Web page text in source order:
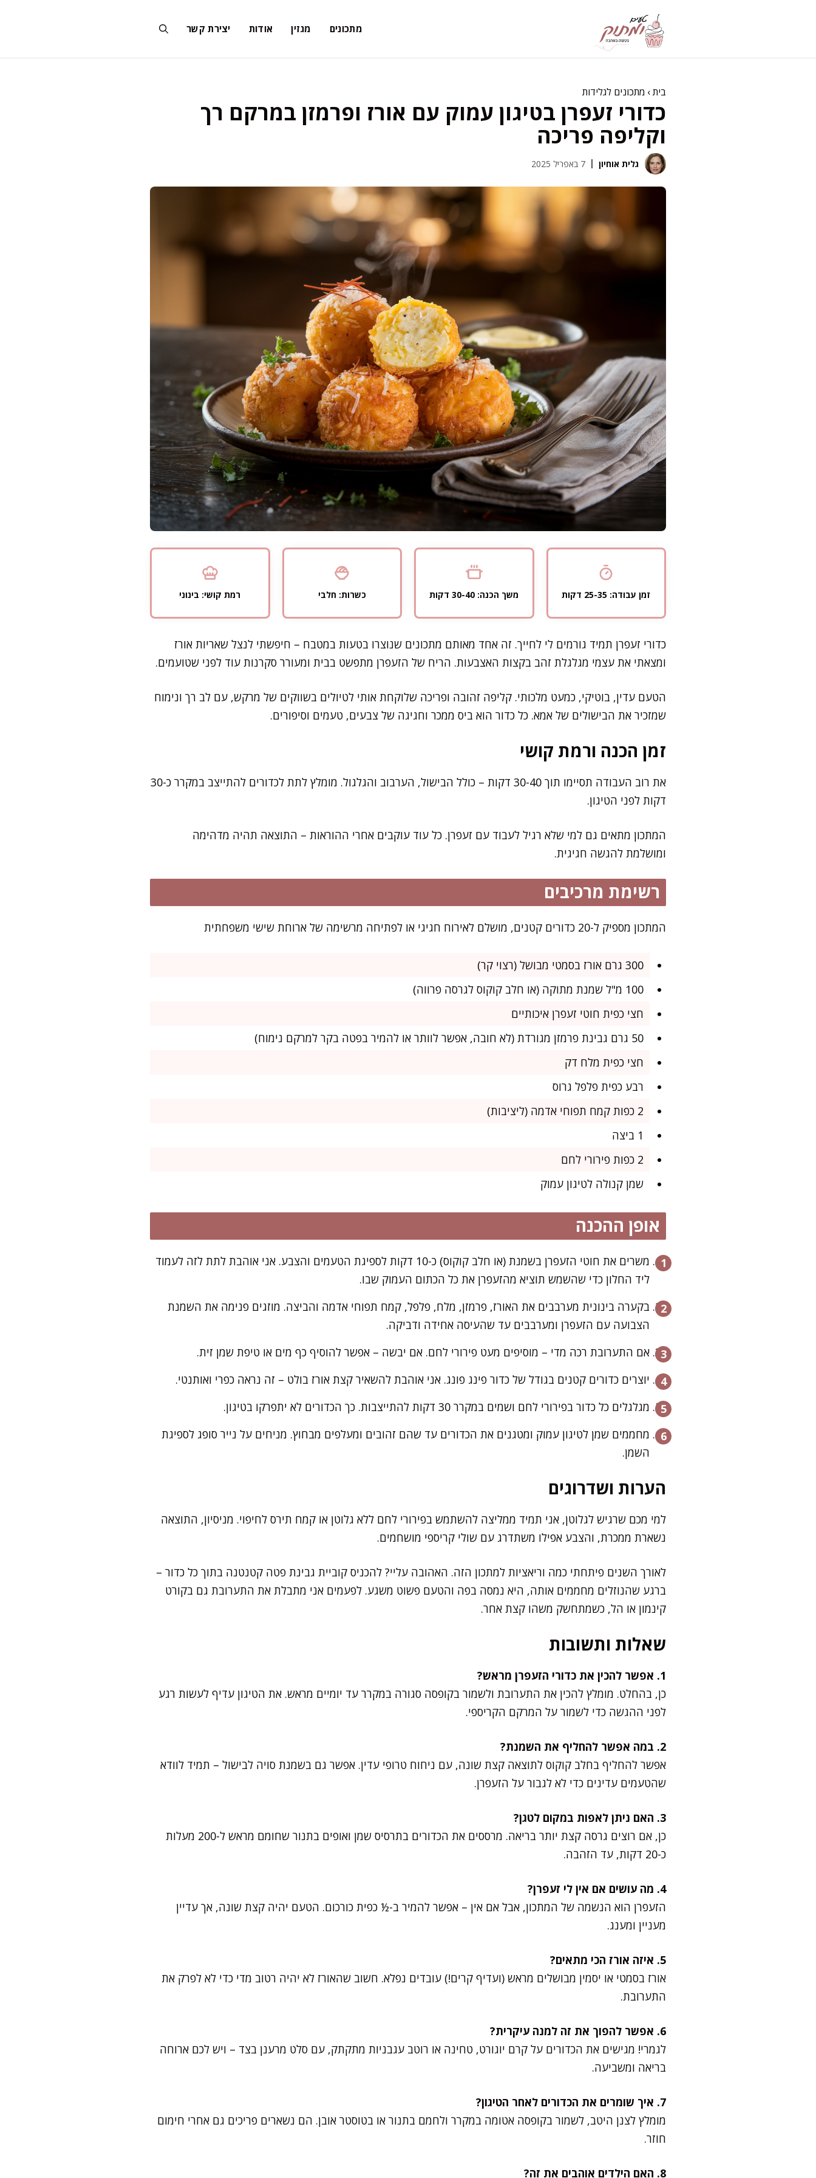
מתכונים מגזין אודות יצירת קשר
בית› מתכונים לגלידות
כדורי זעפרן בטיגון עמוק עם אורז ופרמזן במרקם רך
וקליפה פריכה
גלית אוחיון 7 באפריל 2025
זמן עבודה: 25-35 דקות משך הכנה: 30-40 דקות כשרות: חלבי רמת קושי: בינוני
כדורי זעפרן תמיד גורמים לי לחייך. זה אחד מאותם מתכונים שנוצרו בטעות במטבח – חיפשתי לנצל שאריות אורז
ומצאתי את עצמי מגלגלת זהב בקצות האצבעות. הריח של הזעפרן מתפשט בבית ומעורר סקרנות עוד לפני שטועמים.
הטעם עדין, בוטיקי, כמעט מלכותי. קליפה זהובה ופריכה שלוקחת אותי לטיולים בשווקים של מרקש, עם לב רך ונימוח
שמזכיר את הבישולים של אמא. כל כדור הוא ביס ממכר וחגיגה של צבעים, טעמים וסיפורים.
זמן הכנה ורמת קושי
את רוב העבודה תסיימו תוך 30-40 דקות – כולל הבישול, הערבוב והגלגול. מומלץ לתת לכדורים להתייצב במקרר כ-30
דקות לפני הטיגון.
המתכון מתאים גם למי שלא רגיל לעבוד עם זעפרן. כל עוד עוקבים אחרי ההוראות – התוצאה תהיה מדהימה
ומושלמת להגשה חגיגית.
רשימת מרכיבים
המתכון מספיק ל-20 כדורים קטנים, מושלם לאירוח חגיגי או לפתיחה מרשימה של ארוחת שישי משפחתית
300 גרם אורז בסמטי מבושל (רצוי קר)
100 מ"ל שמנת מתוקה (או חלב קוקוס לגרסה פרווה)
חצי כפית חוטי זעפרן איכותיים
50 גרם גבינת פרמזן מגורדת (לא חובה, אפשר לוותר או להמיר בפטה בקר למרקם נימוח)
חצי כפית מלח דק
רבע כפית פלפל גרוס
2 כפות קמח תפוחי אדמה (ליציבות)
1 ביצה
2 כפות פירורי לחם
שמן קנולה לטיגון עמוק
אופן ההכנה
משרים את חוטי הזעפרן בשמנת (או חלב קוקוס) כ-10 דקות לספיגת הטעמים והצבע. אני אוהבת לתת לזה לעמוד
ליד החלון כדי שהשמש תוציא מהזעפרן את כל הכתום העמוק שבו.
בקערה בינונית מערבבים את האורז, פרמזן, מלח, פלפל, קמח תפוחי אדמה והביצה. מוזגים פנימה את השמנת
הצבועה עם הזעפרן ומערבבים עד שהעיסה אחידה ודביקה.
אם התערובת רכה מדי – מוסיפים מעט פירורי לחם. אם יבשה – אפשר להוסיף כף מים או טיפת שמן זית.
יוצרים כדורים קטנים בגודל של כדור פינג פונג. אני אוהבת להשאיר קצת אורז בולט – זה נראה כפרי ואותנטי.
מגלגלים כל כדור בפירורי לחם ושמים במקרר 30 דקות להתייצבות. כך הכדורים לא יתפרקו בטיגון.
מחממים שמן לטיגון עמוק ומטגנים את הכדורים עד שהם זהובים ומעלפים מבחוץ. מניחים על נייר סופג לספיגת
השמן.
הערות ושדרוגים
למי מכם שרגיש לגלוטן, אני תמיד ממליצה להשתמש בפירורי לחם ללא גלוטן או קמח תירס לחיפוי. מניסיון, התוצאה
נשארת ממכרת, והצבע אפילו משתדרג עם שולי קריספי מושחמים.
לאורך השנים פיתחתי כמה וריאציות למתכון הזה. האהובה עליי? להכניס קוביית גבינת פטה קטנטנה בתוך כל כדור –
ברגע שהנוזלים מחממים אותה, היא נמסה בפה והטעם פשוט משגע. לפעמים אני מתבלת את התערובת גם בקורט
קינמון או הל, כשמתחשק משהו קצת אחר.
שאלות ותשובות
1. אפשר להכין את כדורי הזעפרן מראש?
כן, בהחלט. מומלץ להכין את התערובת ולשמור בקופסה סגורה במקרר עד יומיים מראש. את הטיגון עדיף לעשות רגע
לפני ההגשה כדי לשמור על המרקם הקריספי.
2. במה אפשר להחליף את השמנת?
אפשר להחליף בחלב קוקוס לתוצאה קצת שונה, עם ניחוח טרופי עדין. אפשר גם בשמנת סויה לבישול – תמיד לוודא
שהטעמים עדינים כדי לא לגבור על הזעפרן.
3. האם ניתן לאפות במקום לטגן?
כן, אם רוצים גרסה קצת יותר בריאה. מרססים את הכדורים בתרסיס שמן ואופים בתנור שחומם מראש ל-200 מעלות
כ-20 דקות, עד הזהבה.
4. מה עושים אם אין לי זעפרן?
הזעפרן הוא הנשמה של המתכון, אבל אם אין – אפשר להמיר ב-½ כפית כורכום. הטעם יהיה קצת שונה, אך עדיין
מעניין ומענג.
5. איזה אורז הכי מתאים?
אורז בסמטי או יסמין מבושלים מראש (ועדיף קרים!) עובדים נפלא. חשוב שהאורז לא יהיה רטוב מדי כדי לא לפרק את
התערובת.
6. אפשר להפוך את זה למנה עיקרית?
לגמרי! מגישים את הכדורים על קרם יוגורט, טחינה או רוטב עגבניות מתקתק, עם סלט מרענן בצד – ויש לכם ארוחה
בריאה ומשביעה.
7. איך שומרים את הכדורים לאחר הטיגון?
מומלץ לצנן היטב, לשמור בקופסה אטומה במקרר ולחמם בתנור או בטוסטר אובן. הם נשארים פריכים גם אחרי חימום
חוזר.
8. האם הילדים אוהבים את זה?